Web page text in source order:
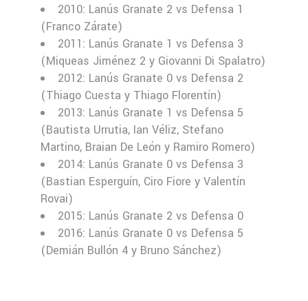
2010: Lanús Granate 2 vs Defensa 1
(Franco Zárate)
2011: Lanús Granate 1 vs Defensa 3
(Miqueas Jiménez 2 y Giovanni Di Spalatro)
2012: Lanús Granate 0 vs Defensa 2
(Thiago Cuesta y Thiago Florentín)
2013: Lanús Granate 1 vs Defensa 5
(Bautista Urrutia, Ian Véliz, Stefano
Martino, Braian De León y Ramiro Romero)
2014: Lanús Granate 0 vs Defensa 3
(Bastian Esperguín, Ciro Fiore y Valentín
Rovai)
2015: Lanús Granate 2 vs Defensa 0
2016: Lanús Granate 0 vs Defensa 5
(Demián Bullón 4 y Bruno Sánchez)